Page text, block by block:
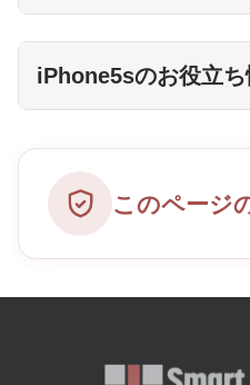
iPhone5sのお役立ち
このページ